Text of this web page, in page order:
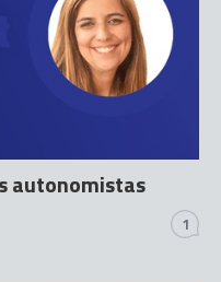
autonomistas
1